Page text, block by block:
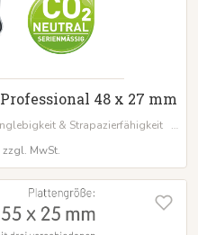
48 x 27 mm
& Strapazierfähigkeit |
Produktion
zzgl. MwSt.